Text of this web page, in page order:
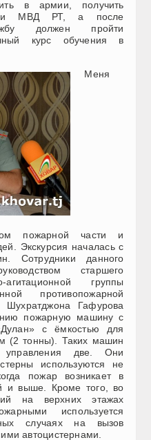
в армии, получить
МВД РТ, а после
должен пройти
курс обучения в
Меня
пожарной части и
Экскурсия началась с
Сотрудники данного
старшего
агитационной группы
противопожарной
Гафурова
пожарную машину с
с ёмкостью для
(2 тонны). Таких машин
управления две. Они
используются не
пожар возникает в
и выше. Кроме того, во
на верхних этажах
используется
случаях на вызов
автоцистернами.